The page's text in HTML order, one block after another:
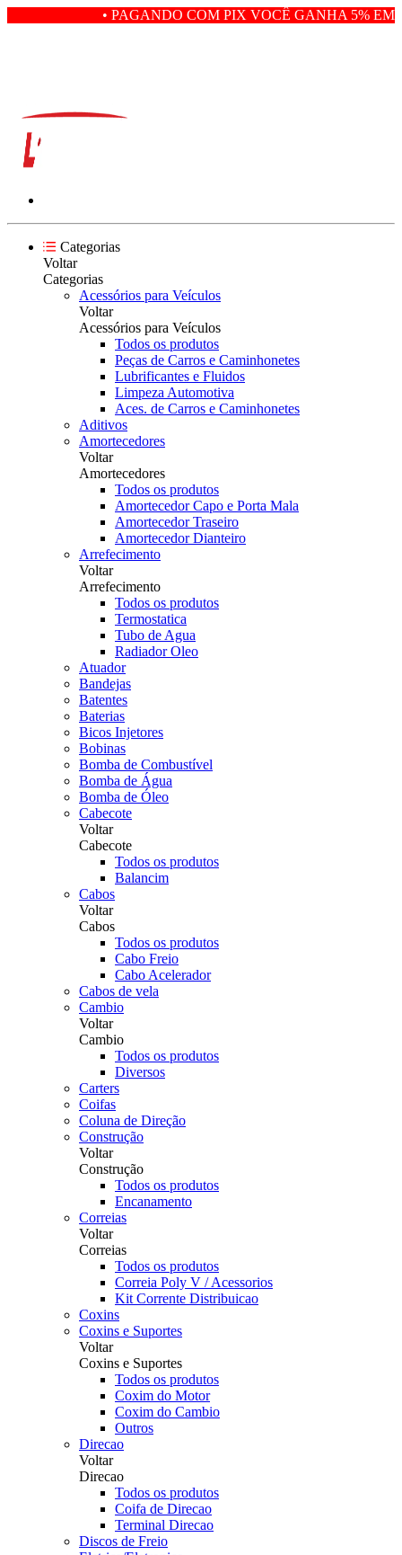
• PAGANDO COM PIX VOCÊ GANHA 5% EM
Categorias
Voltar
Categorias
Acessórios para Veículos
Voltar
Acessórios para Veículos
Todos os produtos
Peças de Carros e Caminhonetes
Lubrificantes e Fluidos
Limpeza Automotiva
Aces. de Carros e Caminhonetes
Aditivos
Amortecedores
Voltar
Amortecedores
Todos os produtos
Amortecedor Capo e Porta Mala
Amortecedor Traseiro
Amortecedor Dianteiro
Arrefecimento
Voltar
Arrefecimento
Todos os produtos
Termostatica
Tubo de Agua
Radiador Oleo
Atuador
Bandejas
Batentes
Baterias
Bicos Injetores
Bobinas
Bomba de Combustível
Bomba de Água
Bomba de Óleo
Cabecote
Voltar
Cabecote
Todos os produtos
Balancim
Cabos
Voltar
Cabos
Todos os produtos
Cabo Freio
Cabo Acelerador
Cabos de vela
Cambio
Voltar
Cambio
Todos os produtos
Diversos
Carters
Coifas
Coluna de Direção
Construção
Voltar
Construção
Todos os produtos
Encanamento
Correias
Voltar
Correias
Todos os produtos
Correia Poly V / Acessorios
Kit Corrente Distribuicao
Coxins
Coxins e Suportes
Voltar
Coxins e Suportes
Todos os produtos
Coxim do Motor
Coxim do Cambio
Outros
Direcao
Voltar
Direcao
Todos os produtos
Coifa de Direcao
Terminal Direcao
Discos de Freio